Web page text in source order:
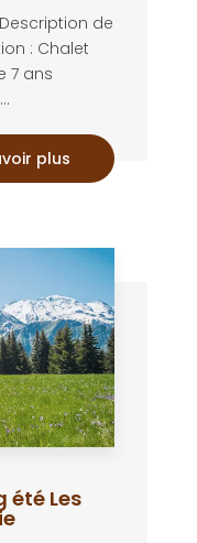
de
: Chalet
7 ans
plus
été Les